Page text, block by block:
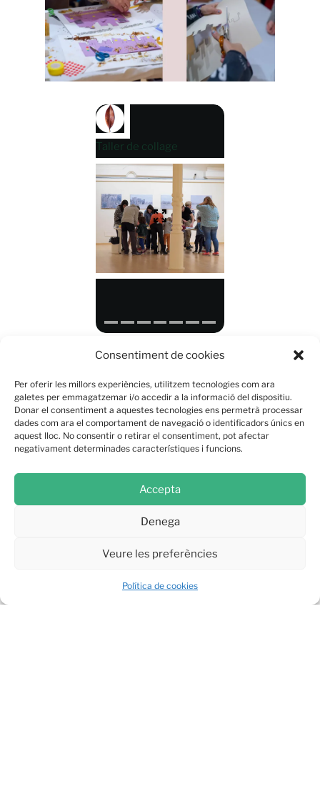
Consentiment de cookies
Per oferir les millors experiències, utilitzem tecnologies com ara
galetes per emmagatzemar i/o accedir a la informació del dispositiu.
Donar el consentiment a aquestes tecnologies ens permetrà processar
dades com ara el comportament de navegació o identificadors únics en
aquest lloc. No consentir o retirar el consentiment, pot afectar
negativament determinades característiques i funcions.
Accepta
Denega
Veure les preferències
Política de cookies
Taller de collage
Comparteix això: